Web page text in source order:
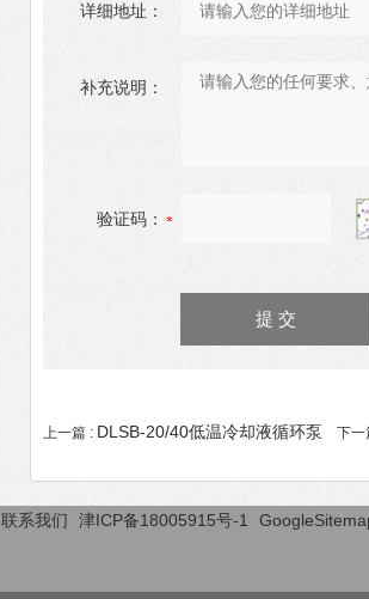
详细地址：
补充说明：
验证码：
上一篇 : DLSB-20/40低温冷却液循环泵 下一
联系我们 津ICP备18005915号-1